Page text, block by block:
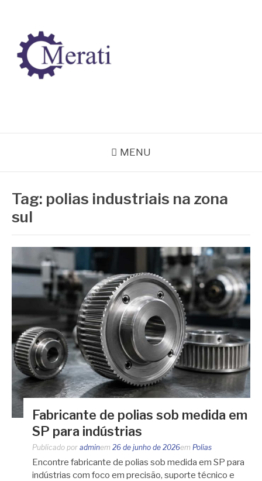
conteúdo
MENU
Tag: polias industriais na zona
sul
Fabricante de polias sob medida em
SP para indústrias
Publicado por adminem 26 de junho de 2026em Polias
Encontre fabricante de polias sob medida em SP para
indústrias com foco em precisão, suporte técnico e